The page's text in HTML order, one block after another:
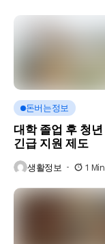
돈버는정보
대학 졸업 후 청년
긴급 지원 제도
생활정보 1